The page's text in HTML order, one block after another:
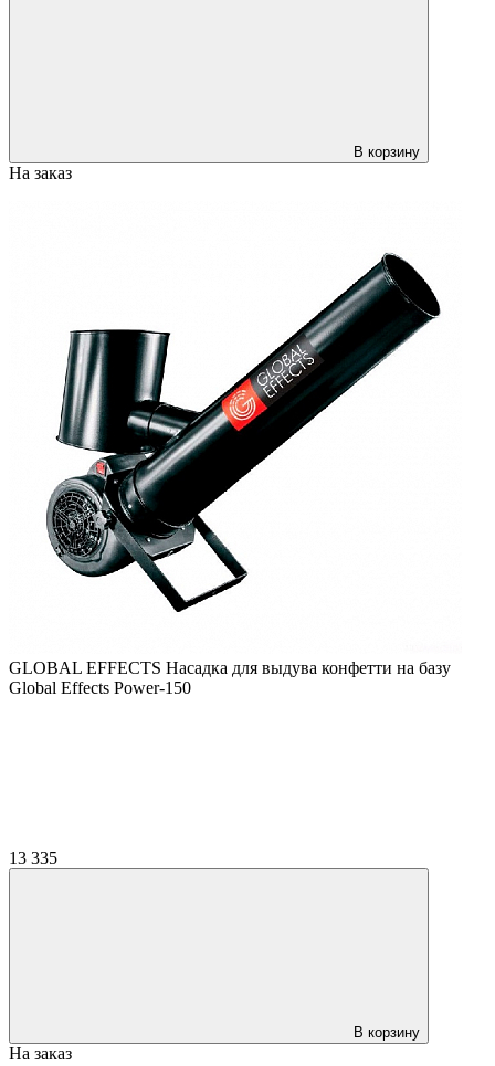
В корзину
На заказ
GLOBAL EFFECTS Насадка для выдува конфетти на базу
Global Effects Power-150
13 335
В корзину
На заказ